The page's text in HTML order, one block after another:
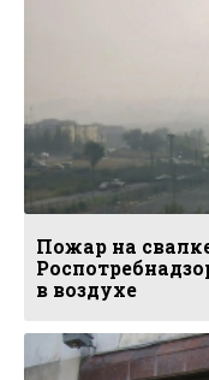
Пожар на
в воздухе